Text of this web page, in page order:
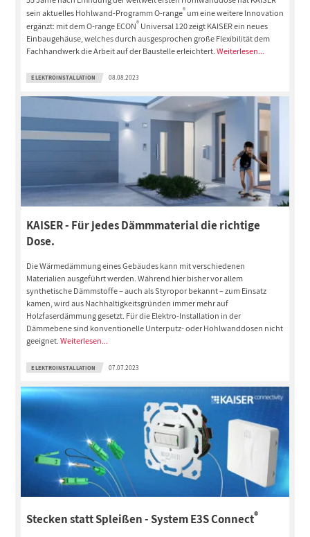
sein aktuelles Hohlwand-Programm O-range®um eine weitere Innovation
ergänzt: mit dem O-range ECON®Universal 120 zeigt KAISER ein neues
Einbaugehäuse, welches durch ausgesprochen große Flexibilität dem
Fachhandwerk die Arbeit auf der Baustelle erleichtert.Weiterlesen...
ELEKTROINSTALLATION 08.08.2023
KAISER - Für jedes Dämmmaterial die richtige
Dose.
Die Wärmedämmung eines Gebäudes kann mit verschiedenen
Materialien ausgeführt werden. Während hier bisher vor allem
synthetische Dämmstoffe – auch als Styropor bekannt – zum Einsatz
kamen, wird aus Nachhaltigkeitsgründen immer mehr auf
Holzfaserdämmung gesetzt. Für die Elektro-Installation in der
Dämmebene sind konventionelle Unterputz- oder Hohlwanddosen nicht
geeignet.Weiterlesen...
ELEKTROINSTALLATION 07.07.2023
Stecken statt Spleißen - System E3S Connect®